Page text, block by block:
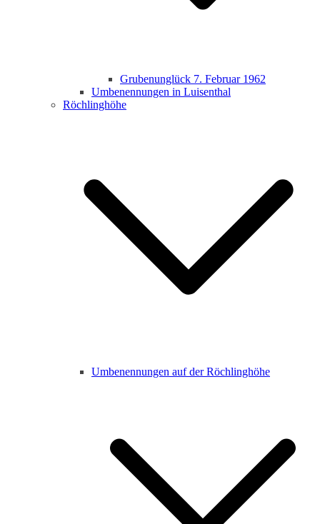
Grubenunglück 7. Februar 1962
Umbenennungen in Luisenthal
Röchlinghöhe
Umbenennungen auf der Röchlinghöhe